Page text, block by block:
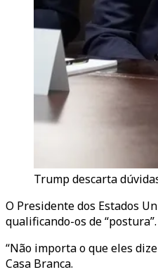
Trump descarta
O Presidente dos Estados
qualificando-os de “postura”.
“Não importa o que eles
Casa Branca.